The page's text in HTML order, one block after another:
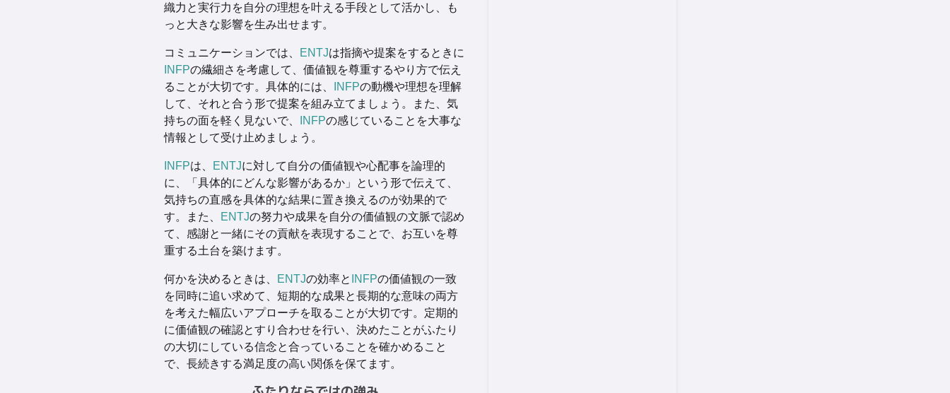
織力と実行力を自分の理想を叶える手段として活かし、も
っと大きな影響を生み出せます。
コミュニケーションでは、 ENTJは指摘や提案をするときに
INFPの繊細さを考慮して、価値観を尊重するやり方で伝え
ることが大切です。具体的には、
INFPの動機や理想を理解
して、それと合う形で提案を組み立てましょう。また、気
持ちの面を軽く見ないで、
INFPの感じていることを大事な
情報として受け止めましょう。
INFPは、 ENTJに対して自分の価値観や心配事を論理的
に、「具体的にどんな影響があるか」という形で伝えて、
気持ちの直感を具体的な結果に置き換えるのが効果的で
す。また、
ENTJの努力や成果を自分の価値観の文脈で認め
て、感謝と一緒にその貢献を表現することで、お互いを尊
重する土台を築けます。
何かを決めるときは、 ENTJの効率と INFPの価値観の一致
を同時に追い求めて、短期的な成果と長期的な意味の両方
を考えた幅広いアプローチを取ることが大切です。定期的
に価値観の確認とすり合わせを行い、決めたことがふたり
の大切にしている信念と合っていることを確かめること
で、長続きする満足度の高い関係を保てます。